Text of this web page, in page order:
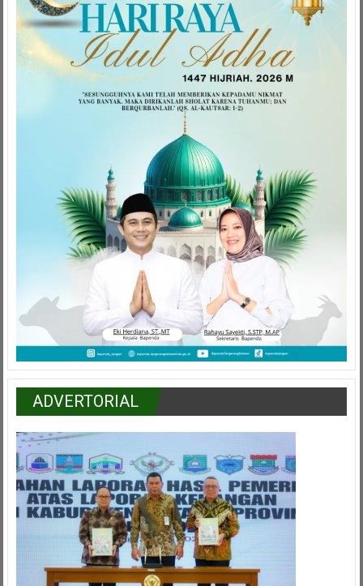
ADVERTORIAL